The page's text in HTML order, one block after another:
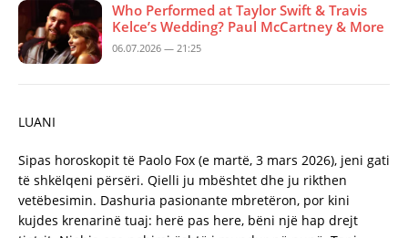
Who Performed at Taylor Swift & Travis
Kelce’s Wedding? Paul McCartney & More
06.07.2026 — 21:25
LUANI
Sipas horoskopit të Paolo Fox (e martë, 3 mars 2026), jeni gati
të shkëlqeni përsëri. Qielli ju mbështet dhe ju rikthen
vetëbesimin. Dashuria pasionante mbretëron, por kini
kujdes krenarinë tuaj: herë pas here, bëni një hap drejt